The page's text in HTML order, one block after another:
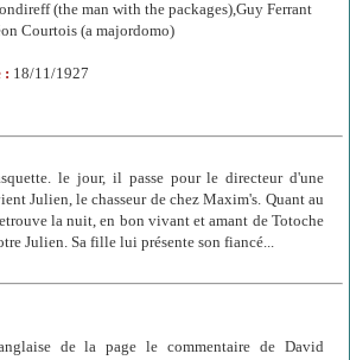
(the man with the packages),Guy Ferrant
Courtois (a majordomo)
: 18/11/1927
le jour, il passe pour le directeur d'une
Julien, le chasseur de chez Maxim's. Quant au
la nuit, en bon vivant et amant de Totoche
Julien. Sa fille lui présente son fiancé...
de la page le commentaire de David